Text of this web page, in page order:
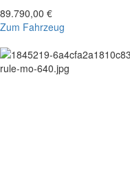
89.790,00 €
Zum Fahrzeug